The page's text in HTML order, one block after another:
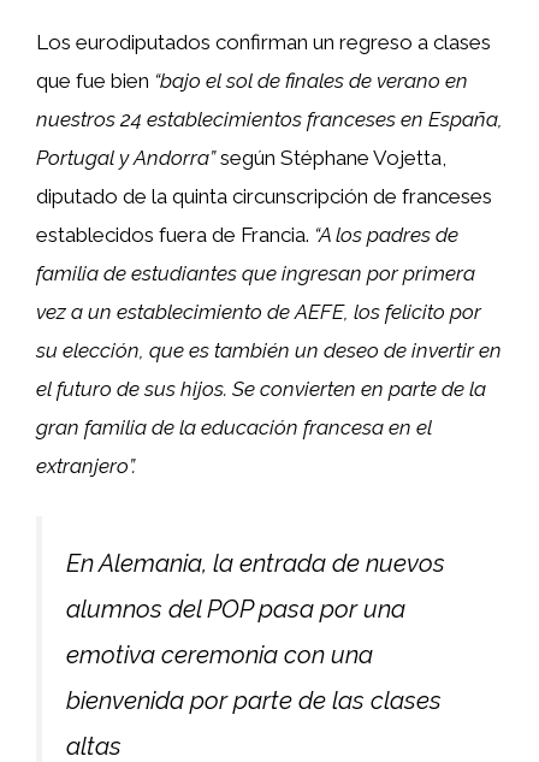
Los eurodiputados confirman un regreso a clases
que fue bien “bajo el sol de finales de verano en
nuestros 24 establecimientos franceses en España,
Portugal y Andorra”según Stéphane Vojetta,
diputado de la quinta circunscripción de franceses
establecidos fuera de Francia. “A los padres de
familia de estudiantes que ingresan por primera
vez a un establecimiento de AEFE, los felicito por
su elección, que es también un deseo de invertir en
el futuro de sus hijos. Se convierten en parte de la
gran familia de la educación francesa en el
extranjero”.
En Alemania, la entrada de nuevos
alumnos del POP pasa por una
emotiva ceremonia con una
bienvenida por parte de las clases
altas